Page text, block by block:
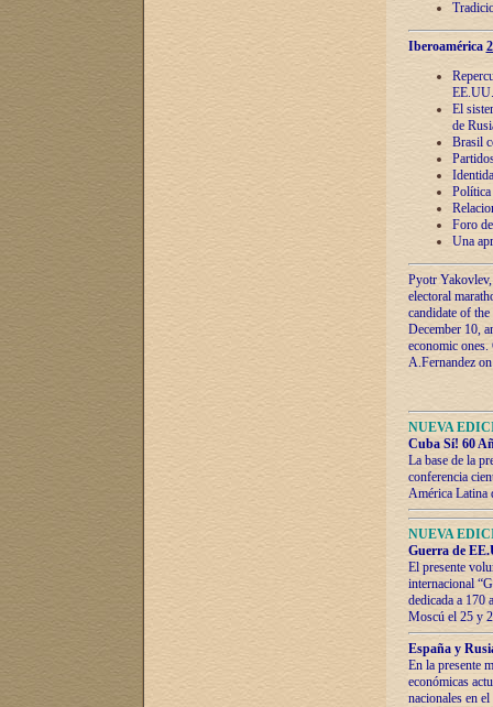
Iberoamérica
EE.UU.
El
de
Brasil
Política
Foro
Una
Pyotr
electoral
candidate of
December 10,
economic
A.Fernandez
NUEVA
Cuba Sí! 60
La base de la
conferencia
América Latina
NUEVA
Guerra de
El presente
internacional
dedicada a 170
Moscú el 25 y
España y
En la presente
económicas
nacionales en